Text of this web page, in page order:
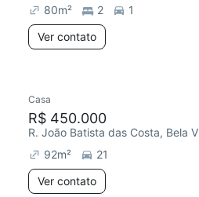
80m² 2
1
Ver contato
Chegou este mês
Casa
R$ 450.000
R. João Batista das Costa, Bela
92m²
21
Ver contato